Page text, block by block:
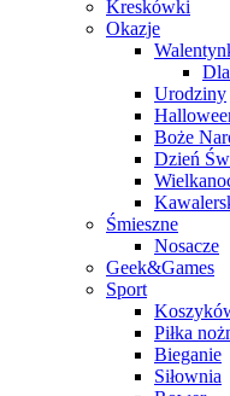
Kreskówki
Okazje
Urodziny
Boże
Dzień
Śmieszne
Nosacze
Geek&Games
Sport
Piłka
Bieganie
Siłownia